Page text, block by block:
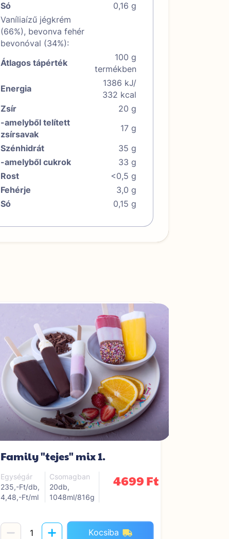
Só
0,16 g
Vaníliaízű jégkrém
(66%), bevonva fehér
bevonóval (34%):
Átlagos tápérték
100 g
termékben
Energia
1386 kJ/
332 kcal
Zsír
20 g
-amelyből telített
zsírsavak
17 g
Szénhidrát
35 g
-amelyből cukrok
33 g
Rost
<0,5 g
Fehérje
3,0 g
Só
0,15 g
Family "tejes" mix 1.
Egységár
235,-Ft/db,
4,48,-Ft/ml
Csomagban
20db,
1048ml/816g
4699 Ft
Kocsiba